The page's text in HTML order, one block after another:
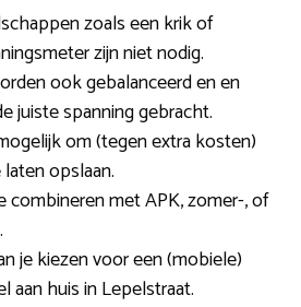
zoals een krik of
zijn niet nodig.
ook gebalanceerd en en
juiste spanning gebracht.
om (tegen extra kosten)
opslaan.
combineren met APK, zomer-, of
je kiezen voor een (mobiele)
aan huis in Lepelstraat.